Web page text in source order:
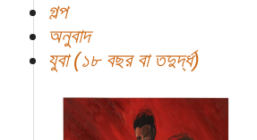
গল্প
অনুবাদ
যুবা (১৮ বছর বা তদুর্দ্ধ)